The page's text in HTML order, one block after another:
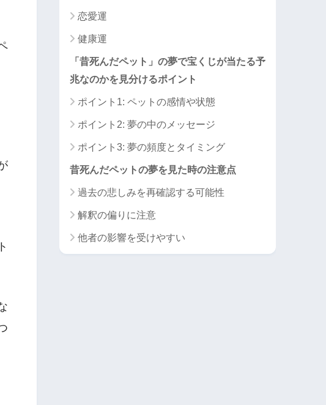
恋愛運
健康運
「昔死んだペット」の夢で宝くじが当たる予
兆なのかを見分けるポイント
ポイント1: ペットの感情や状態
ポイント2: 夢の中のメッセージ
ポイント3: 夢の頻度とタイミング
昔死んだペットの夢を見た時の注意点
過去の悲しみを再確認する可能性
解釈の偏りに注意
他者の影響を受けやすい